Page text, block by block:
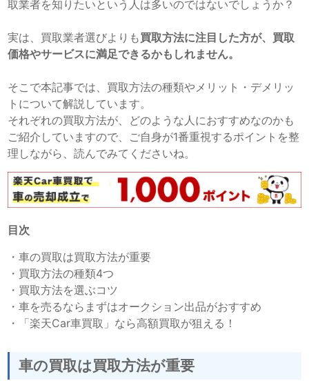
取業者を知りたいという人は多いのではないでしょうか？
実は、買取業者選びよりも買取方法に注目した方が、買取
価格やサービスに満足できるかもしれません。
そこで本記事では、買取方法の種類やメリット・デメリッ
トについて解説しています。
それぞれの買取方法が、どのような人におすすめなのかも
ご紹介していますので、ご自身が1番重視するポイントを整
理しながら、読んでみてくださいね。
目次
・車の買取は買取方法が重要
・ 買取方法の種類4つ
・ 買取方法を選ぶコツ
・車を売るならまずはオークション出品がおすすめ
・
「楽天Car車買取」なら高額買取が狙える！
車の買取は買取方法が重要